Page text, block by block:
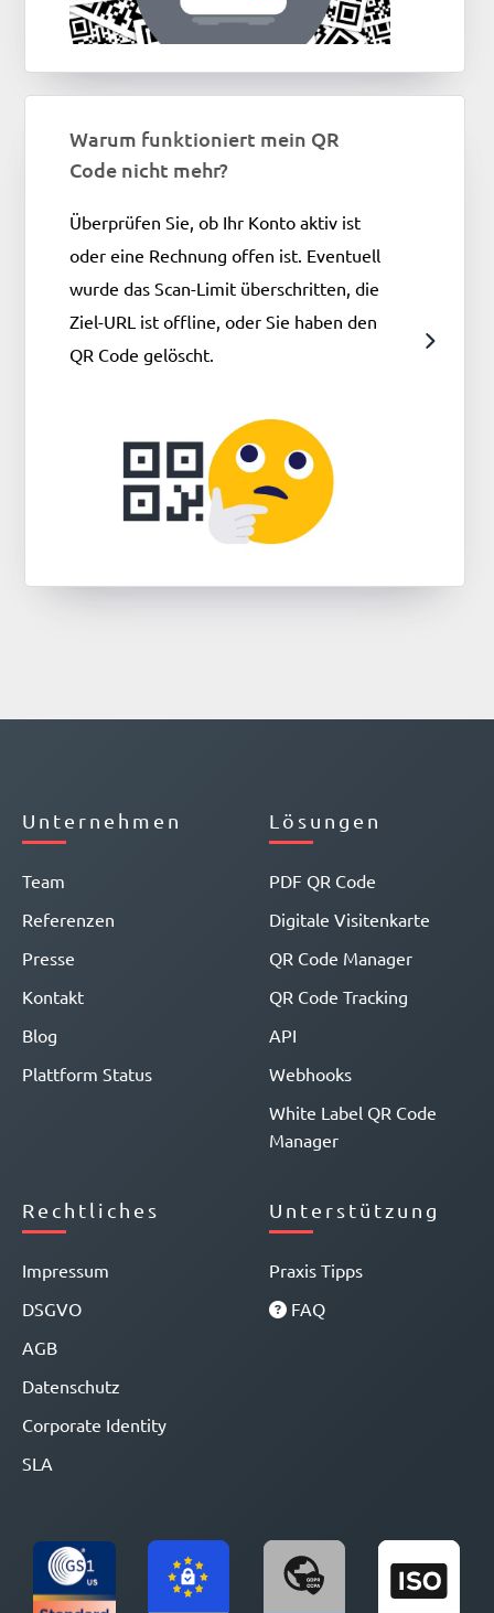
Warum funktioniert mein QR
Code nicht mehr?
Überprüfen Sie, ob Ihr Konto aktiv ist
oder eine Rechnung offen ist. Eventuell
wurde das Scan-Limit überschritten, die
Ziel-URL ist offline, oder Sie haben den
QR Code gelöscht.
Unternehmen
Team
Referenzen
Presse
Kontakt
Blog
Plattform Status
Lösungen
PDF QR Code
Digitale Visitenkarte
QR Code Manager
QR Code Tracking
API
Webhooks
White Label QR Code
Manager
Rechtliches
Impressum
DSGVO
AGB
Datenschutz
Corporate Identity
SLA
Unterstützung
Praxis Tipps
FAQ